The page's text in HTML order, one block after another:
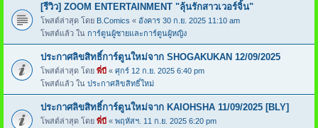
[รีวิว] ZOOM ENTERTAINMENT "ลุ้นรักสาวเวอร์จิ้น"
โพสต์ล่าสุด โดย B.Comics « อังคาร 30 ก.ย. 2025 11:10 am
โพสต์แล้ว ใน การ์ตูนผู้ชายและการ์ตูนผู้หญิง
ประกาศลิขสิทธิ์การ์ตูนใหม่จาก SHOGAKUKAN 12/09/2025
โพสต์ล่าสุด โดย พี่บี « ศุกร์ 12 ก.ย. 2025 6:40 pm
โพสต์แล้ว ใน ประกาศลิขสิทธิ์ใหม่
ประกาศลิขสิทธิ์การ์ตูนใหม่จาก KAIOHSHA 11/09/2025 [BLY]
โพสต์ล่าสุด โดย พี่บี « พฤหัสฯ. 11 ก.ย. 2025 6:20 pm